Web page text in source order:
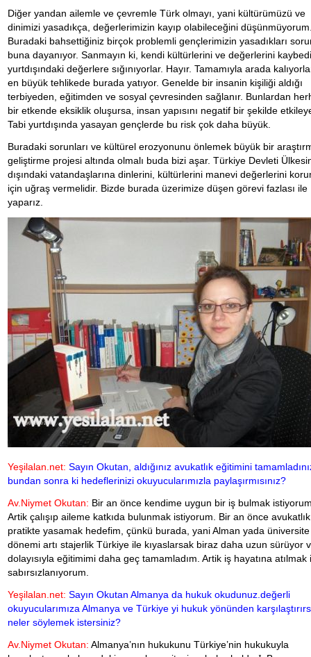
Diğer yandan ailemle ve çevremle Türk olmayı, yani kültürümüzü ve
dinimizi yasadıkça, değerlerimizin kayıp olabileceğini
Buradaki bahsettiğiniz birçok problemli gençlerimizin yasadıkları
buna dayanıyor. Sanmayın ki, kendi kültürlerini ve değerlerini
yurtdışındaki değerlere sığınıyorlar. Hayır. Tamamıyla arada
en büyük tehlikede burada yatıyor. Genelde bir insanin kişiliği aldığı
terbiyeden, eğitimden ve sosyal çevresinden sağlanır. Bunlardan
bir etkende eksiklik oluşursa, insan yapısını negatif bir şekilde
Tabi yurtdışında yasayan gençlerde bu risk çok daha büyük.
Buradaki sorunları ve kültürel erozyonunu önlemek büyük bir
geliştirme projesi altında olmalı buda bizi aşar. Türkiye Devleti
dışındaki vatandaşlarına dinlerini, kültürlerini manevi değerlerini
için uğraş vermelidir. Bizde burada üzerimize düşen görevi fazlası ile
yaparız.
Yeşilalan.net: Sayın Okutan, aldığınız avukatlık eğitimini
bundan sonra ki hedeflerinizi okuyucularımızla paylaşırmısınız?
Av.Niymet Okutan: Bir an önce kendime uygun bir iş bulmak
Artik çalışıp aileme katkıda bulunmak istiyorum. Bir an önce
pratikte yasamak hedefim, çünkü burada, yani Alman yada üniversite
dönemi artı stajerlik Türkiye ile kıyaslarsak biraz daha uzun sürüyor
dolayısıyla eğitimimi daha geç tamamladım. Artik iş hayatına atılmak
sabırsızlanıyorum.
Yeşilalan.net: Sayın Okutan Almanya da hukuk okudunuz.değerli
okuyucularımıza Almanya ve Türkiye yi hukuk yönünden
neler söylemek istersiniz?
Av.Niymet Okutan: Almanya’nın hukukunu Türkiye’nin hukukuyla